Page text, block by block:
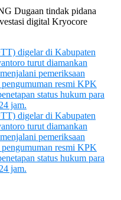
Dugaan tindak pidana
digital Kryocore